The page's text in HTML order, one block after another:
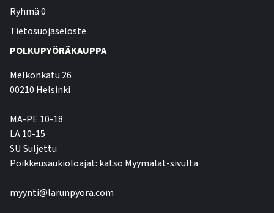
Ryhmä 0
Tietosuojaseloste
POLKUPYÖRÄKAUPPA
Melkonkatu 26
00210 Helsinki
MA-PE 10-18
LA 10-15
SU Suljettu
Poikkeusaukioloajat: katso Myymälät-sivulta
myynti@larunpyora.com